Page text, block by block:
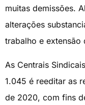
muitas demissões.
alterações
trabalho e extensão
As Centrais
1.045 é reeditar as
de 2020, com fins